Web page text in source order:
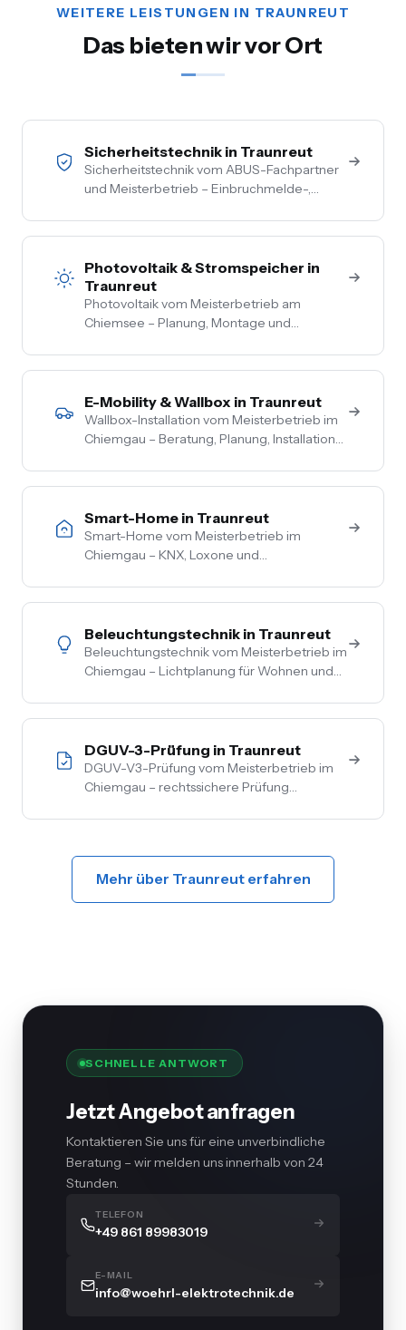
WEITERE LEISTUNGEN IN TRAUNREUT
Das bieten wir vor Ort
Sicherheitstechnik in Traunreut
Sicherheitstechnik vom ABUS-Fachpartner
und Meisterbetrieb – Einbruchmelde-,
Gewerbekunden im Chiemgau. Kostenlose
Begehung.
Photovoltaik & Stromspeicher in
Traunreut
Photovoltaik vom Meisterbetrieb am
Chiemsee – Planung, Montage und
Vor-Ort-Termin, Nullsteuer auf
E-Mobility & Wallbox in Traunreut
Wallbox-Installation vom Meisterbetrieb im
Chiemgau – Beratung, Planung, Installation
Überschussladen, Lastmanagement,
Smart-Home in Traunreut
Smart-Home vom Meisterbetrieb im
Chiemgau – KNX, Loxone und
Licht, Heizung, Beschattung und Sicherheit
Beleuchtungstechnik in Traunreut
Beleuchtungstechnik vom Meisterbetrieb im
Chiemgau – Lichtplanung für Wohnen und
Akzentbeleuchtung. Auch mit Smart-
DGUV-3-Prüfung in Traunreut
DGUV-V3-Prüfung vom Meisterbetrieb im
Chiemgau – rechtssichere Prüfung
Inkl. Mängelbehebung, digitale
Mehr über Traunreut erfahren
SCHNELLE ANTWORT
Jetzt Angebot anfragen
Kontaktieren Sie uns für eine unverbindliche
Beratung – wir melden uns innerhalb von 24
Stunden.
TELEFON
+49 861 89983019
E-MAIL
info@woehrl-elektrotechnik.de